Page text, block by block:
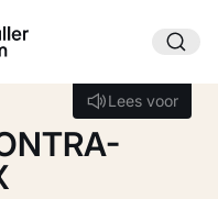
Lees voor
Lees voor